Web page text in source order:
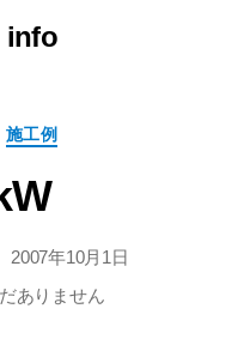
info
施工例
2007年10月1日
ありません